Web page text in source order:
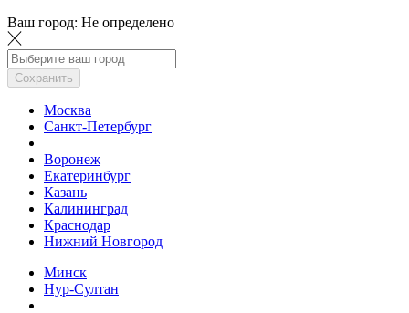
Ваш город: Не определено
Сохранить
Москва
Санкт-Петербург
Воронеж
Екатеринбург
Казань
Калининград
Краснодар
Нижний Новгород
Минск
Нур-Султан